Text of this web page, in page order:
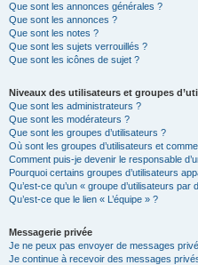
Que sont les annonces générales ?
Que sont les annonces ?
Que sont les notes ?
Que sont les sujets verrouillés ?
Que sont les icônes de sujet ?
Niveaux des utilisateurs et groupes
Que sont les administrateurs ?
Que sont les modérateurs ?
Que sont les groupes d’utilisateurs ?
Où sont les groupes d’utilisateurs et
Comment puis-je devenir le responsable
Pourquoi certains groupes d’utilisateurs
Qu’est-ce qu’un « groupe d’utilisateurs par
Qu’est-ce que le lien « L’équipe » ?
Messagerie privée
Je ne peux pas envoyer de messages
Je continue à recevoir des messages